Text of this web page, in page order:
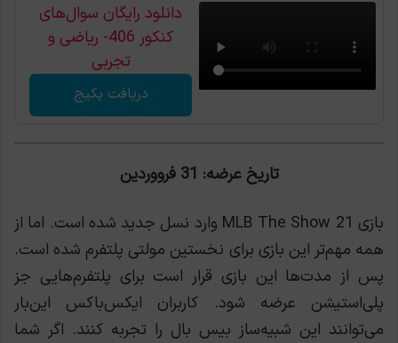
دانلود رایگان سوال‌های
کنکور 406- ریاضی و
تجربی
دریافت پکیج
تاریخ عرضه: 31 فرووردین
بازی MLB The Show 21 وارد نسل جدید شده است. اما از
همه مهم‌تر این بازی برای نخستین مولتی پلتفرم شده است.
پس از مدت‌ها این بازی قرار است برای پلتفرم‌هایی جز
پلی‌استیشن عرضه شود. کاربران ایکس‌باکس این‌بار
می‌توانند این شبیه‌ساز بیس بال را تجربه کنند. اگر شما